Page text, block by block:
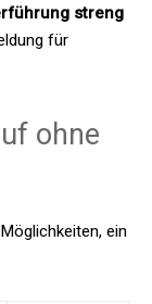
streng
für
ohne
ein